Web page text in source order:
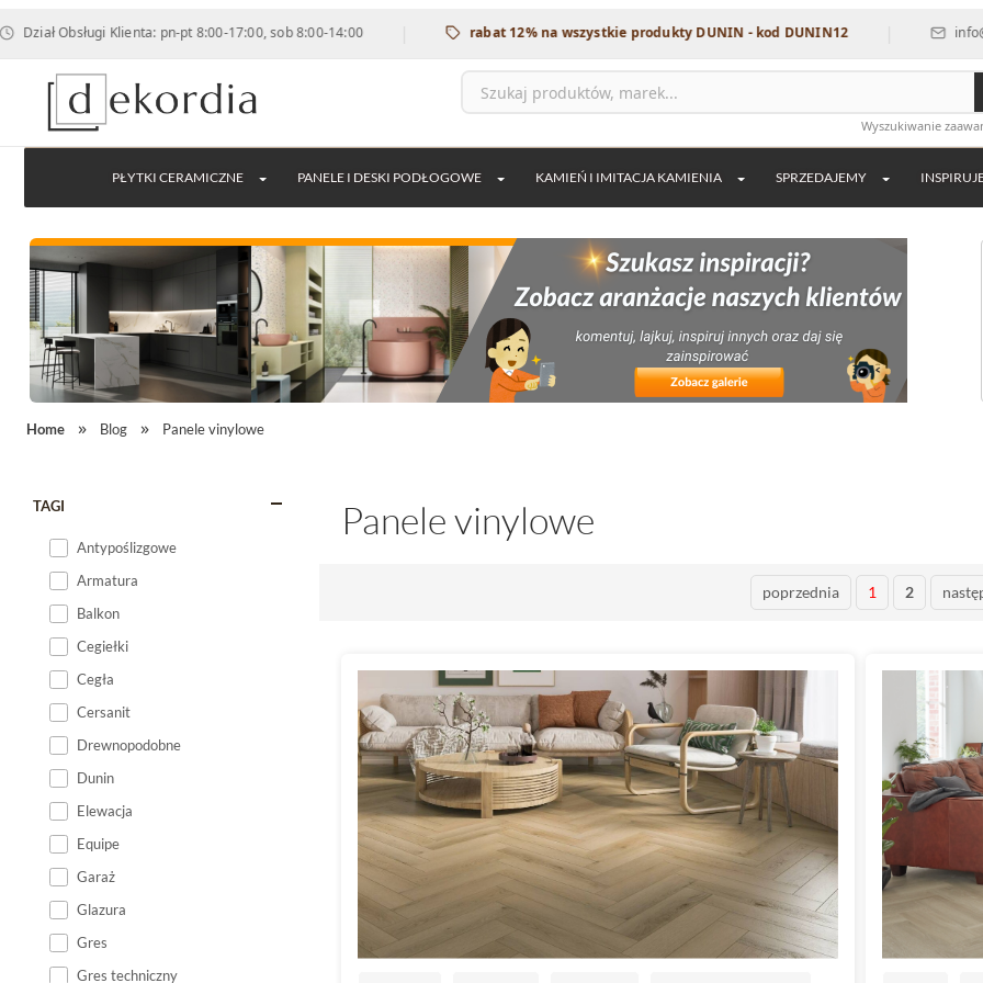
Klienta: pn-pt 8:00-17:00, sob 8:00-14:00 | rabat 12% na wszystkie produkty DUNIN - kod DUNIN12 | info@dekordia.pl
Wyszukiwanie
PŁYTKI CERAMICZNE PANELE I DESKI PODŁOGOWE KAMIEŃ I IMITACJA KAMIENIA SPRZEDAJEMY
Home Blog Panele vinylowe
TAGI
Antypoślizgowe
Armatura
Balkon
Cegiełki
Cegła
Cersanit
Drewnopodobne
Dunin
Elewacja
Equipe
Garaż
Glazura
Gres
Gres techniczny
Panele vinylowe
poprzednia 1 2